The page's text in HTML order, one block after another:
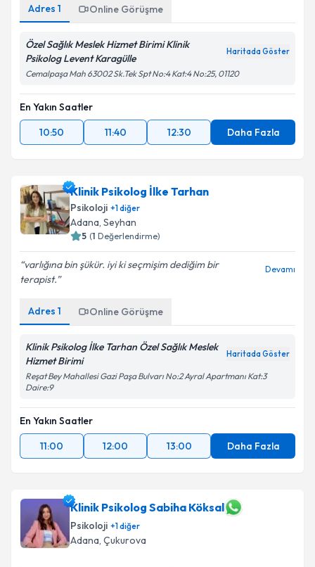
Adres 1 Online Görüşme
Özel Sağlık Meslek Hizmet Birimi Klinik
Psikolog Levent Karagülle
Haritada Göster
Cemalpaşa Mah 63002 Sk.Tek Spt No:4 Kat:4 No:25, 01120
En Yakın Saatler
10:50
11:40 12:30 Daha Fazla
Klinik Psikolog İlke Tarhan
Psikoloji +1diğer
Adana, Seyhan
5 (1 Değerlendirme)
varlığına bin şükür. iyi ki seçmişim dediğim bir
terapist.
Devamı
Adres 1 Online Görüşme
Klinik Psikolog İlke Tarhan Özel Sağlık Meslek
Hizmet Birimi
Haritada Göster
Reşat Bey Mahallesi Gazi Paşa Bulvarı No:2 Ayral Apartmanı Kat:3
Daire:9
En Yakın Saatler
11:00
12:00 13:00 Daha Fazla
Klinik Psikolog Sabiha Köksal
Psikoloji +1diğer
Adana, Çukurova